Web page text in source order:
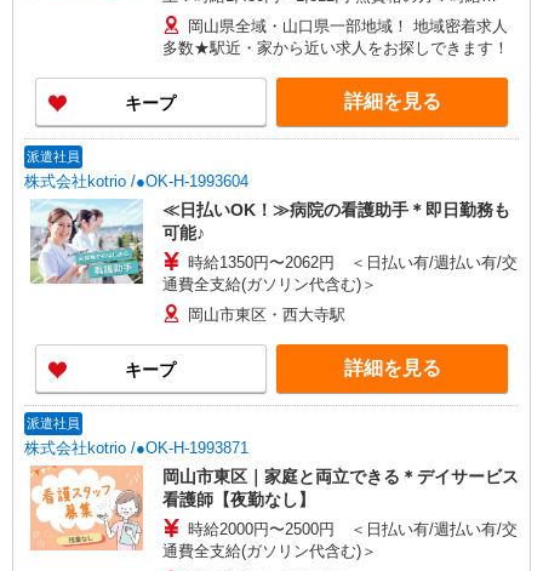
1,350円〜1,687円 ※給与幅は勤務先による +交通
費、諸手当（勤務先による） +0円で介護資格が取
れる （別途規定） ★給与日払い制度あり！
岡山県全域・山口県一部地域！ 地域密着求人
多数★駅近・家から近い求人をお探しできます！
キープ 詳細を見る
派遣社員
株式会社kotrio /●OK-H-1993604
≪日払いOK！≫病院の看護助手＊即日勤務も
可能♪
時給1350円〜2062円 ＜日払い有/週払い有/交
通費全支給(ガソリン代含む)＞
岡山市東区・西大寺駅
キープ 詳細を見る
派遣社員
株式会社kotrio /●OK-H-1993871
岡山市東区｜家庭と両立できる＊デイサービス
看護師【夜勤なし】
時給2000円〜2500円 ＜日払い有/週払い有/交
通費全支給(ガソリン代含む)＞